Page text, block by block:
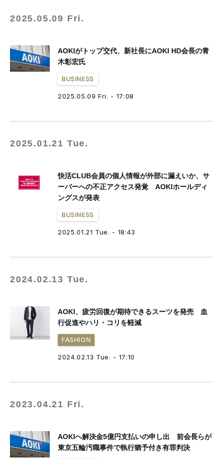
2025.05.09 Fri.
AOKIがトップ交代、新社長にAOKI HD会長の青
木彰宏氏
BUSINESS
2025.05.09 Fri. - 17:08
2025.01.21 Tue.
快活CLUB会員の個人情報が外部に漏えいか、サ
ーバーへの不正アクセス発覚 AOKIホールディ
ングスが発表
BUSINESS
2025.01.21 Tue. - 18:43
2024.02.13 Tue.
AOKI、疲労回復が期待できるスーツを発売 血
行促進やハリ・コリを軽減
FASHION
2024.02.13 Tue. - 17:10
2023.04.21 Fri.
AOKIへ解決金5億円支払いの申し出 前会長らが
東京五輪汚職事件で執行猶予付き有罪判決